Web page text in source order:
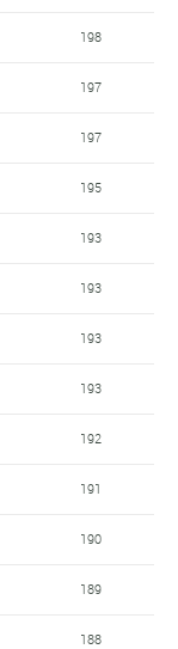
198
197
197
195
193
193
193
193
192
191
190
189
188